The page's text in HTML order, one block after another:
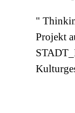
"
Projekt